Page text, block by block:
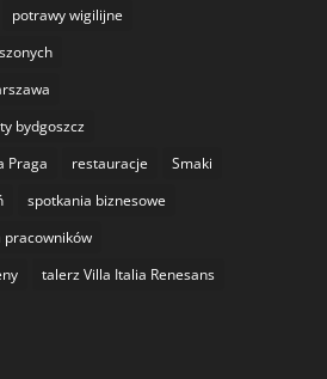
potrawy wigilijne
bydgoszcz
Praga
restauracje
Smaki
spotkania biznesowe
talerz Villa Italia Renesans